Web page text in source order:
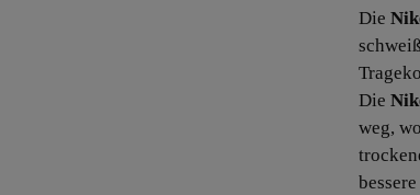
Die
Die
weg,